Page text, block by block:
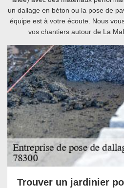
un dallage en béton ou la pose de
équipe est à votre écoute. Nous
vos chantiers autour de La
Trouver un jardinier